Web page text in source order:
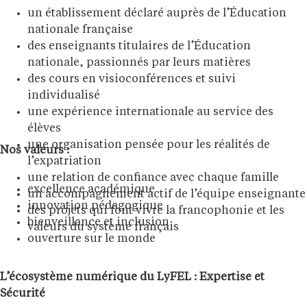
un établissement déclaré auprès de l’Éducation
nationale française
des enseignants titulaires de l’Éducation
nationale, passionnés par leurs matières
des cours en visioconférences et suivi
individualisé
une expérience internationale au service des
élèves
une organisation pensée pour les réalités de
l’expatriation
une relation de confiance avec chaque famille
un accompagnement actif de l’équipe enseignante
des projets qui font vivre la francophonie et les
valeurs du système français
Nos valeurs :
excellence académique
innovation pédagogique
bienveillance et inclusion
ouverture sur le monde
L’écosystème numérique du LyFEL : Expertise et
Sécurité